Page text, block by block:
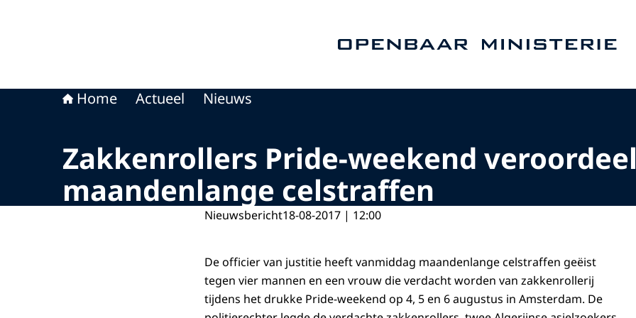
Home Actueel Nieuws
Zakkenrollers Pride-weekend
maandenlange celstraffen
Nieuwsbericht18-08-2017 | 12:00
De officier van justitie heeft vanmiddag maandenlange celstraffen geëist
tegen vier mannen en een vrouw die verdacht worden van zakkenrollerij
tijdens het drukke Pride-weekend op 4, 5 en 6 augustus in Amsterdam. De